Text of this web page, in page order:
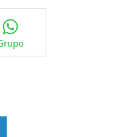
WhatsApp